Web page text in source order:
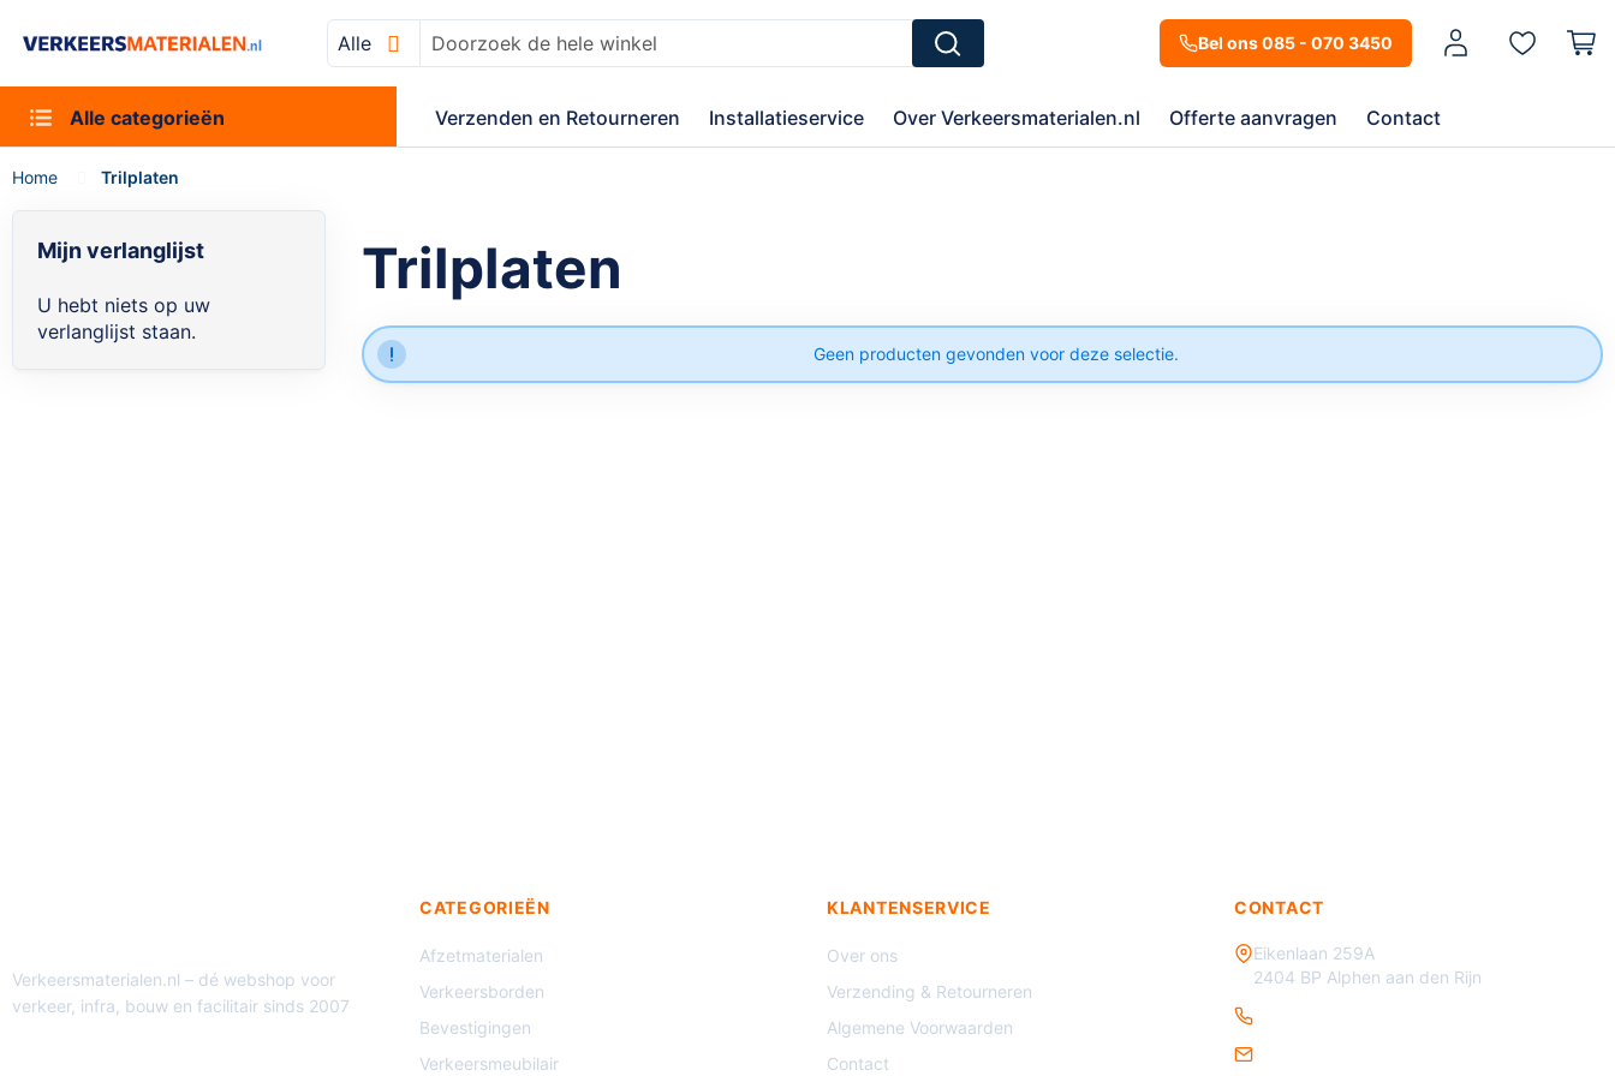
Bel ons 085 - 070 3450 Mijn account
Alle Zoek
Alle categorieën Verzenden en Retourneren Installatieservice Over Verkeersmaterialen.nl Offerte aanvragen Contact
Home Trilplaten
Trilplaten
Geen producten gevonden voor deze selectie.
Mijn verlanglijst
U hebt niets op uw
verlanglijst staan.
Verkeersmaterialen.nl – dé webshop voor
verkeer, infra, bouw en facilitair sinds 2007
CATEGORIEËN
Afzetmaterialen
Verkeersborden
Bevestigingen
Verkeersmeubilair
KLANTENSERVICE
Over ons
Verzending & Retourneren
Algemene Voorwaarden
Contact
CONTACT
Eikenlaan 259A
2404 BP Alphen aan den Rijn